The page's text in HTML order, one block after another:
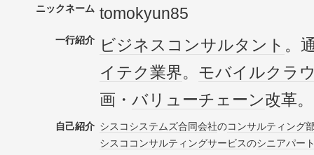
ニックネーム tomokyun85
一行紹介 ビジネス コンサルタント 。
イテク業界。 モバイルクラ
画・ バリューチェーン改革。
自己紹介 シスコシステムズ合同会社のコンサルティング
シスコ コンサルティングサービスのシニアパー